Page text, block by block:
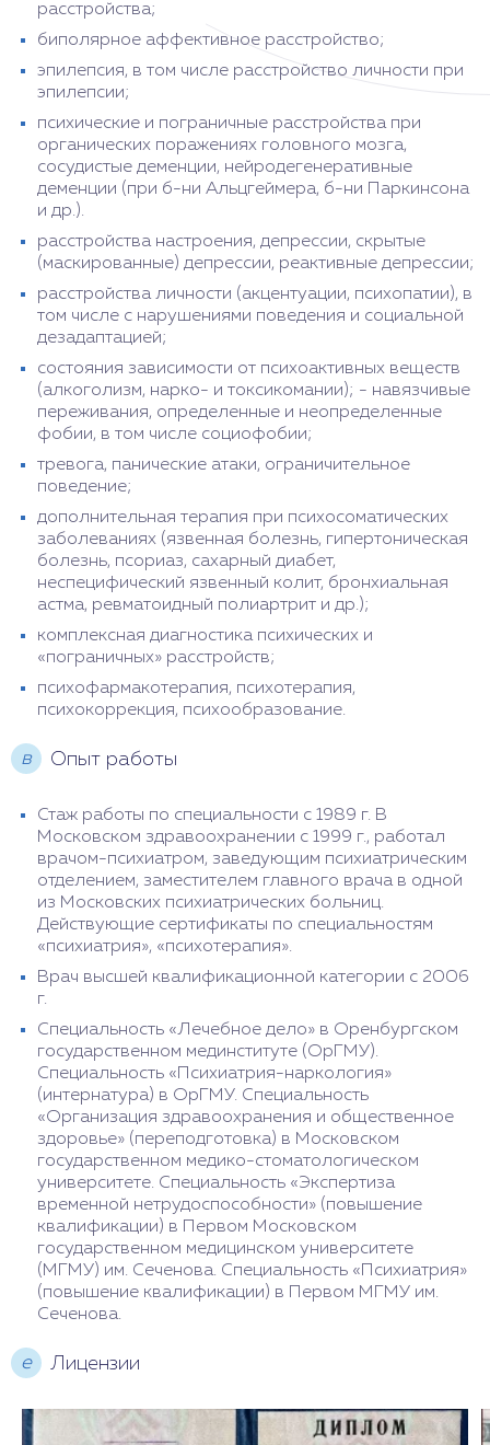
расстройства;
биполярное аффективное расстройство;
эпилепсия, в том числе расстройство личности при
эпилепсии;
психические и пограничные расстройства при
органических поражениях головного мозга,
сосудистые деменции, нейродегенеративные
деменции (при б-ни Альцгеймера, б-ни Паркинсона
и др.).
расстройства настроения, депрессии, скрытые
(маскированные) депрессии, реактивные депрессии;
расстройства личности (акцентуации, психопатии), в
том числе с нарушениями поведения и социальной
дезадаптацией;
состояния зависимости от психоактивных веществ
(алкоголизм, нарко- и токсикомании); - навязчивые
переживания, определенные и неопределенные
фобии, в том числе социофобии;
тревога, панические атаки, ограничительное
поведение;
дополнительная терапия при психосоматических
заболеваниях (язвенная болезнь, гипертоническая
болезнь, псориаз, сахарный диабет,
неспецифический язвенный колит, бронхиальная
астма, ревматоидный полиартрит и др.);
комплексная диагностика психических и
«пограничных» расстройств;
психофармакотерапия, психотерапия,
психокоррекция, психообразование.
в Опыт работы
Стаж работы по специальности с 1989 г. В
Московском здравоохранении с 1999 г., работал
врачом-психиатром, заведующим психиатрическим
отделением, заместителем главного врача в одной
из Московских психиатрических больниц.
Действующие сертификаты по специальностям
«психиатрия», «психотерапия».
Врач высшей квалификационной категории с 2006
г.
Специальность «Лечебное дело» в Оренбургском
государственном мединституте (ОрГМУ).
Специальность «Психиатрия-наркология»
(интернатура) в ОрГМУ. Специальность
«Организация здравоохранения и общественное
здоровье» (переподготовка) в Московском
государственном медико-стоматологическом
университете. Специальность «Экспертиза
временной нетрудоспособности» (повышение
квалификации) в Первом Московском
государственном медицинском университете
(МГМУ) им. Сеченова. Специальность «Психиатрия»
(повышение квалификации) в Первом МГМУ им.
Сеченова.
е Лицензии